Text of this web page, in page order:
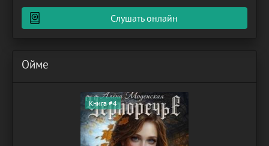
неведомым законам. Но времена меняются, и теперь
Слушать онлайн
Ойме
Книга #4